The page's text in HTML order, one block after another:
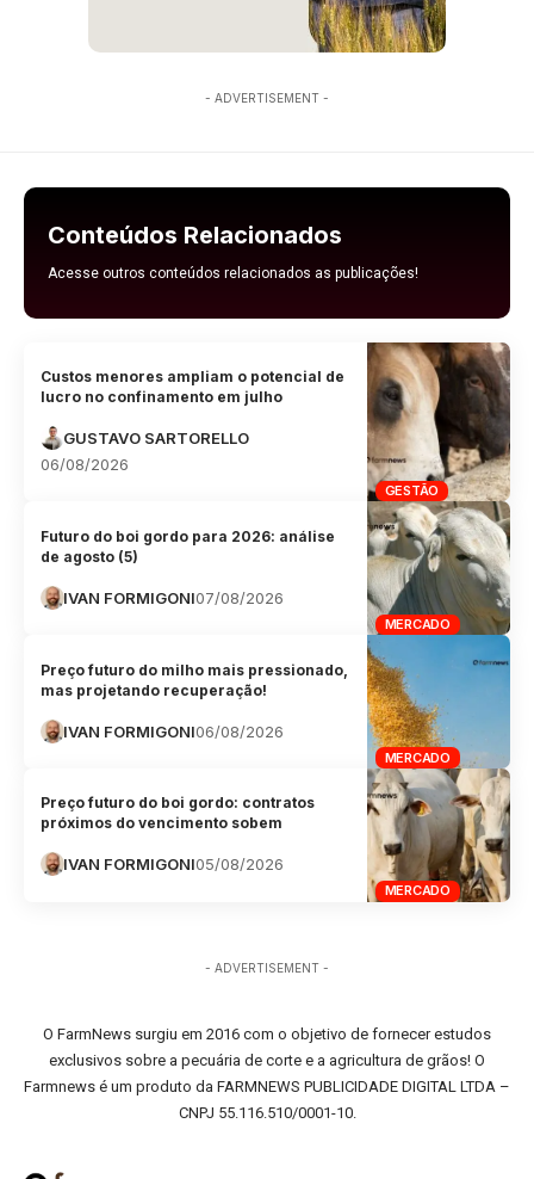
- ADVERTISEMENT -
Conteúdos Relacionados
Acesse outros conteúdos relacionados as publicações!
GESTÃO
Custos menores ampliam o potencial de
lucro no confinamento em julho
GUSTAVO SARTORELLO
06/08/2026
MERCADO
Futuro do boi gordo para 2026: análise
de agosto (5)
IVAN FORMIGONI07/08/2026
MERCADO
Preço futuro do milho mais pressionado,
mas projetando recuperação!
IVAN FORMIGONI06/08/2026
MERCADO
Preço futuro do boi gordo: contratos
próximos do vencimento sobem
IVAN FORMIGONI05/08/2026
- ADVERTISEMENT -
O FarmNews surgiu em 2016 com o objetivo de fornecer estudos
exclusivos sobre a pecuária de corte e a agricultura de grãos! O
Farmnews é um produto da FARMNEWS PUBLICIDADE DIGITAL LTDA –
CNPJ 55.116.510/0001-10.